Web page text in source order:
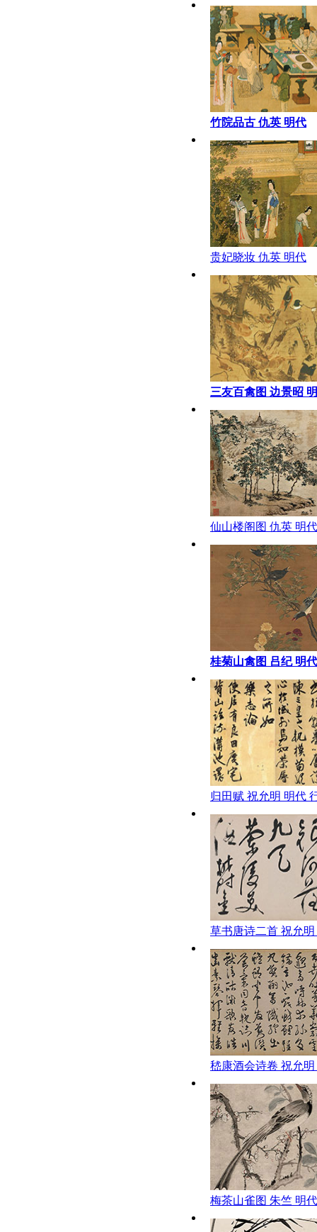
竹院品古 仇英 明代
贵妃晓妆 仇英 明代
三友百禽图 边景昭
仙山楼阁图 仇英 明代
桂菊山禽图 吕纪 明代
归田赋 祝允明 明代
草书唐诗二首 祝允
嵇康酒会诗卷 祝允
梅茶山雀图 朱竺 明代